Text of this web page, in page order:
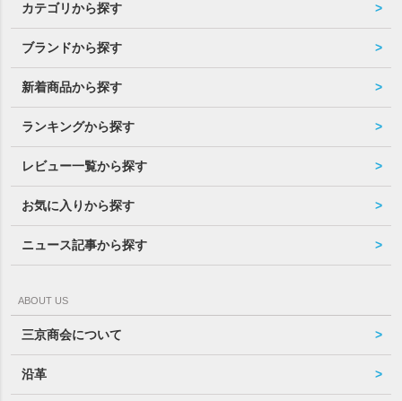
カテゴリから探す
ブランドから探す
新着商品から探す
ランキングから探す
レビュー一覧から探す
お気に入りから探す
ニュース記事から探す
ABOUT US
三京商会について
沿革